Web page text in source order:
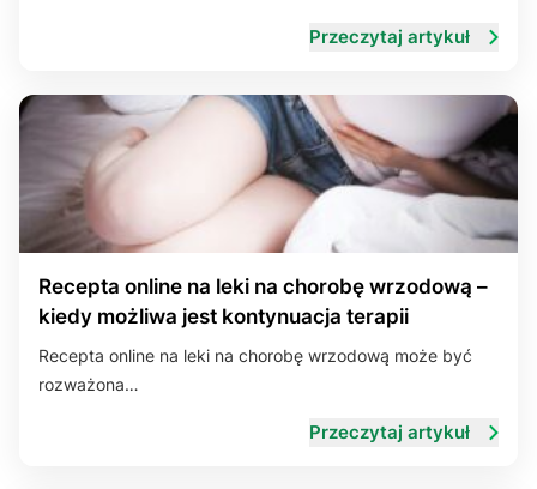
Przeczytaj artykuł
Recepta online na leki na chorobę wrzodową –
kiedy możliwa jest kontynuacja terapii
Recepta online na leki na chorobę wrzodową może być
rozważona…
Przeczytaj artykuł